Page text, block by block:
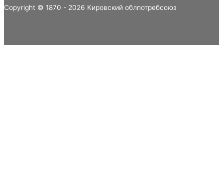
Copyright © 1870 - 2026 Кировский облпотребсоюз